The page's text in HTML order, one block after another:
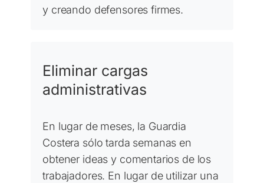
y creando defensores firmes.
Eliminar cargas
administrativas
En lugar de meses, la Guardia
Costera sólo tarda semanas en
obtener ideas y comentarios de los
trabajadores. En lugar de utilizar una